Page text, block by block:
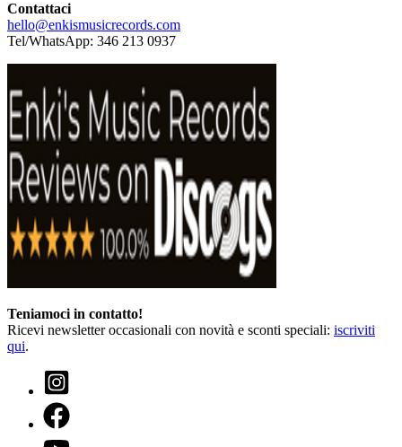
Contattaci
hello@enkismusicrecords.com
Tel/WhatsApp: 346 213 0937
Teniamoci in contatto!
Ricevi newsletter occasionali con novità e sconti speciali: iscriviti
qui.